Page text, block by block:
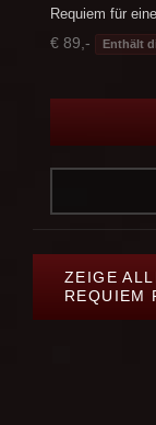
Requiem für
€ 89,- Enthält
ZEIGE
REQUIEM